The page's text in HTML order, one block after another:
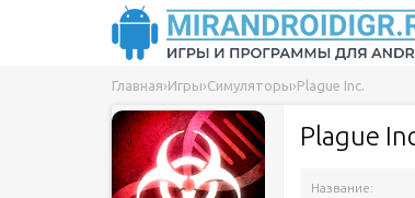
Главная›Игры›Симуляторы›Plague Inc.
Plague
Название: